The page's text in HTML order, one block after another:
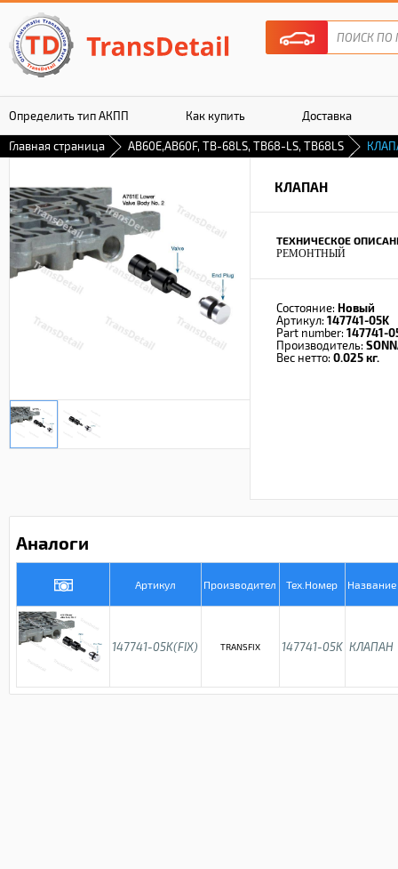
Определить тип АКПП Как купить Доставка
Гарантия
Главная страница AB60E,AB60F, TB-68LS, TB68-LS, TB68LS
КЛАПАН
ТЕХНИЧЕСКОЕ
РЕМОНТНЫЙ
Состояние: Новый
Артикул: 147741-05K
Part number: 147741-
Производитель:
Вес нетто: 0.025 кг.
Аналоги
Артикул Производител Тех.Номер Название
147741-05K(FIX) TRANSFIX 147741-05K КЛАПАН